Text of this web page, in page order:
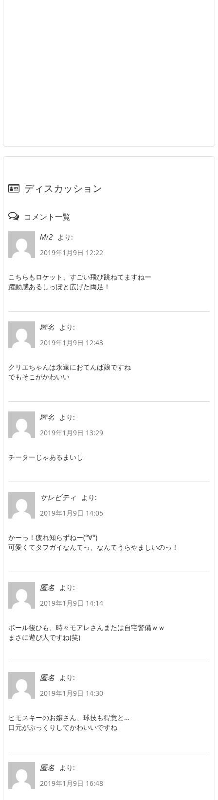
ディスカッション
コメント一覧
Mr2
より:
2019年1月9日 12:22
こちらもロケット、すごい飛び跳ねてますねー
躍動感あるしっぽと広げた両足！
匿名
より:
2019年1月9日 12:43
クリエちゃんは永遠におてんば娘ですね
でもそこがかわいい
匿名
より:
2019年1月9日 13:29
チーターじゃあるまいし
サレビティ
より:
2019年1月9日 14:05
かーっ！疲れ知らずねー(°∀°)
可愛くてタフガイなんてっ、なんてうらやましいのっ！
匿名
より:
2019年1月9日 14:14
ボール後ひも、時々モアレさんまたは自宅警備ｗｗ
まさに遊び人ですね(笑)
匿名
より:
2019年1月9日 14:30
ヒモスキーのお嬢さん、球技も得意と…
口元がぷっくりしてかわいいですね
匿名
より:
2019年1月9日 16:48